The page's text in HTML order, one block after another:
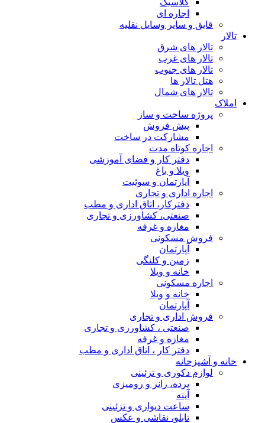
کلاسیک
اجاره ای
قایق و سایر وسایل نقلیه
تالار
تالار های شرق
تالار های غرب
تالار های جنوب
هتل تالار ها
تالار های شمال
املاک
پروژه ساخت و ساز
پیش فروش
مشارکت در ساخت
اجاره کوتاه مدت
دفتر کار و فضای آموزشی
ویلا و باغ
آپارتمان و سوئیت
اجاره اداری و تجاری
دفترکار، اتاق اداری و مطب
صنعتی، کشاورزی و تجاری
مغازه و غرفه
فروش مسکونی
آپارتمان
زمین و کلنگی
خانه و ویلا
اجاره مسکونی
خانه و ویلا
آپارتمان
فروش اداری و تجاری
صنعتی ، کشاورزی و تجاری
مغازه و غرفه
دفتر کار ، اتاق اداری و مطب
خانه و آشپزخانه
لوازم دکوری و تزئینی
پرده، رانر و رومیزی
آینه
ساعت دیواری و تزئینی
تابلو، نقاشی و عکس